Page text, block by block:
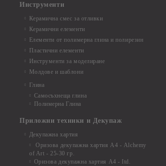
Инструменти
Керамична смес за отливки
Керамични елементи
Елементи от полимерна глина и полирезин
Пластични елементи
Инструменти за моделиране
Молдове и шаблони
Глина
Самосъхнеща глина
Полимерна Глина
Приложни техники и Декупаж
Декупажна хартия
Оризова декупажна хартия А4 - Alchemy
of Art - 25-30 гр.
Оризова декупажна хартия А4 - Itd.